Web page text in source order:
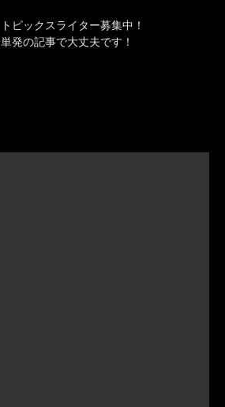
トピックスライター募集中！
単発の記事で大丈夫です！